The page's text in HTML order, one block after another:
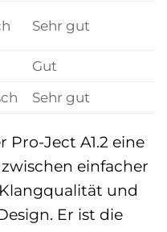
Sehr gut
Gut
Sehr gut
Pro-Ject A1.2 eine
einfacher
und
Er ist die